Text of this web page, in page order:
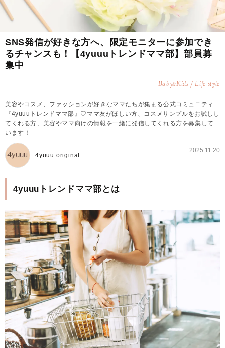
SNS発信が好きな方へ、限定モニターに参加でき
るチャンスも！【4yuuuトレンドママ部】部員募
集中
Baby&Kids / Life style
美容やコスメ、ファッションが好きなママたちが集まる公式コミュニティ
『4yuuuトレンドママ部』♡ママ友がほしい方、コスメサンプルをお試しし
てくれる方、美容やママ向けの情報を一緒に発信してくれる方を募集して
います！
4yuuu original
2025.11.20
4yuuuトレンドママ部とは